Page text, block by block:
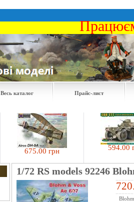
Весь каталог Прайс-лист
675.00 грн 594.00 грн
1/72 RS models 92246